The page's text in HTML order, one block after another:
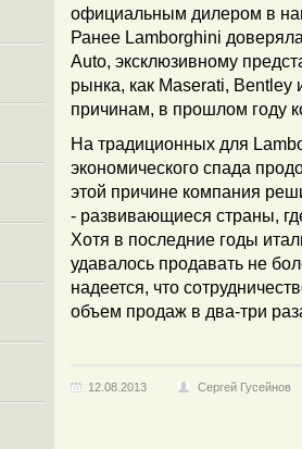
официальным дилером в
Ранее Lamborghini
Auto, эксклюзивному
рынка, как Maserati,
причинам, в прошлом году
На традиционных для
экономического спада
этой причине компания
- развивающиеся страны,
Хотя в последние годы
удавалось продавать не
надеется, что
объем продаж в два-три
12.08.2013 Сергей Гусейнов